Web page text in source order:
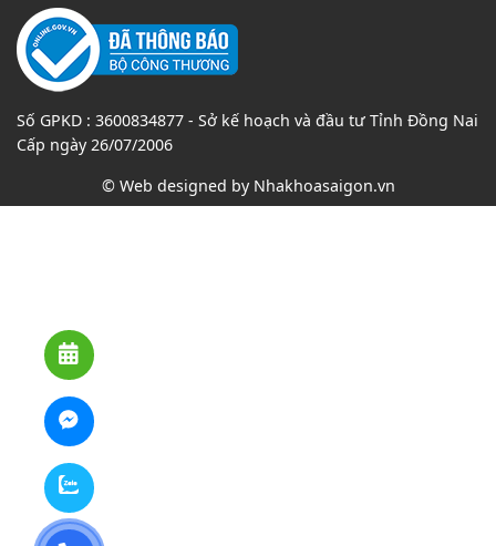
Số GPKD : 3600834877 - Sở kế hoạch và đầu tư Tỉnh Đồng Nai
Cấp ngày 26/07/2006
© Web designed by Nhakhoasaigon.vn